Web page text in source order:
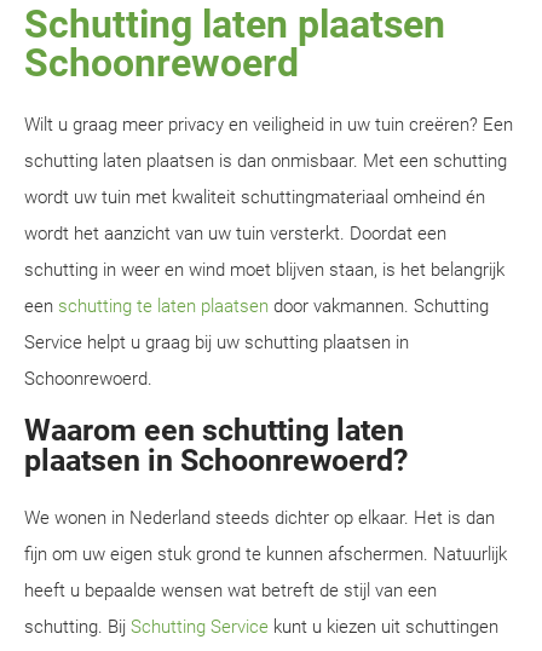
Schutting laten plaatsen
Schoonrewoerd
Wilt u graag meer privacy en veiligheid in uw tuin creëren? Een
schutting laten plaatsen is dan onmisbaar. Met een schutting
wordt uw tuin met kwaliteit schuttingmateriaal omheind én
wordt het aanzicht van uw tuin versterkt. Doordat een
schutting in weer en wind moet blijven staan, is het belangrijk
een schutting te laten plaatsen door vakmannen. Schutting
Service helpt u graag bij uw schutting plaatsen in
Schoonrewoerd.
Waarom een schutting laten
plaatsen in Schoonrewoerd?
We wonen in Nederland steeds dichter op elkaar. Het is dan
fijn om uw eigen stuk grond te kunnen afschermen. Natuurlijk
heeft u bepaalde wensen wat betreft de stijl van een
schutting. Bij Schutting Service kunt u kiezen uit schuttingen